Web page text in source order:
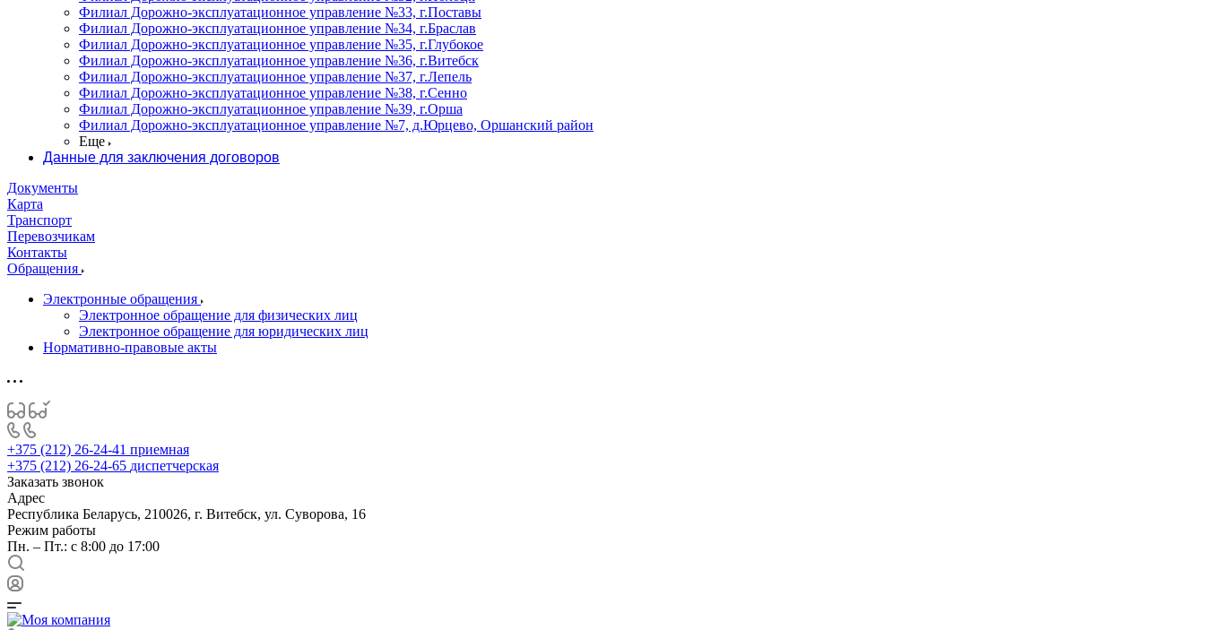
Филиал Дорожно-эксплуатационное управление №33, г.Поставы
Филиал Дорожно-эксплуатационное управление №34, г.Браслав
Филиал Дорожно-эксплуатационное управление №35, г.Глубокое
Филиал Дорожно-эксплуатационное управление №36, г.Витебск
Филиал Дорожно-эксплуатационное управление №37, г.Лепель
Филиал Дорожно-эксплуатационное управление №38, г.Сенно
Филиал Дорожно-эксплуатационное управление №39, г.Орша
Филиал Дорожно-эксплуатационное управление №7, д.Юрцево, Оршанский район
Еще
Данные для заключения договоров
Документы
Карта
Транспорт
Перевозчикам
Контакты
Обращения
Электронные обращения
Электронное обращение для физических лиц
Электронное обращение для юридических лиц
Нормативно-правовые акты
+375 (212) 26-24-41 приемная
+375 (212) 26-24-65 диспетчерская
Заказать звонок
Адрес
Республика Беларусь, 210026, г. Витебск, ул. Суворова, 16
Режим работы
Пн. – Пт.: с 8:00 до 17:00